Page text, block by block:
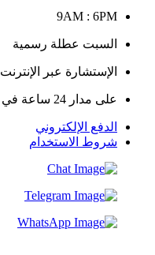
9AM : 6PM
السبت عطلة رسمية
الإستشارة عبر الإنترنت
على مدار 24 ساعة في اليوم، 7 أيام في الأسبوع
الدفع الإلكتروني
شروط الاستخدام